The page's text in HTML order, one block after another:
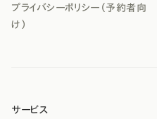
プライバシーポリシー（予約者向
け）
サービス